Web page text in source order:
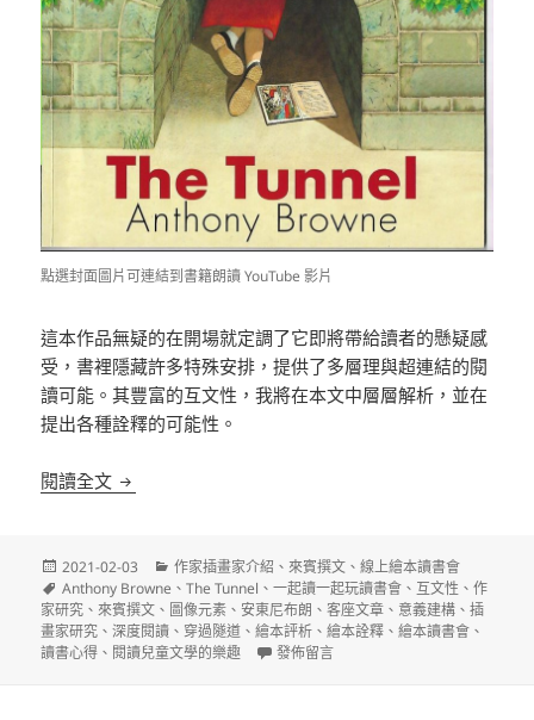
點選封面圖片可連結到書籍朗讀 YouTube 影片
這本作品無疑的在開場就定調了它即將帶給讀者的懸疑感
受，書裡隱藏許多特殊安排，提供了多層理與超連結的閱
讀可能。其豐富的互文性，我將在本文中層層解析，並在
提出各種詮釋的可能性。
閱讀全文 在多層理與超連結的閱讀體驗中構建意義—— The
發
佈
日
期:
2021-02-03
分
類
作家插畫家介紹 、來賓撰文 、線上繪本讀書會
標
籤
Anthony Browne 、The Tunnel 、一起讀一起玩讀書會 、 互文性 、作
家研究 、來賓撰文 、 圖像元素 、 安東尼布朗 、客座文章 、 意義建構 、插
畫家研究 、深度閱讀 、 穿過隧道 、繪本評析 、繪本詮釋 、繪本讀書會 、
讀書心得 、 閱讀兒童文學的樂趣 在〈在多層理與超連結的閱讀體驗中
發佈留言